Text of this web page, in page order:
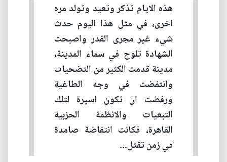
هذه الايام تذكر وتعيد وتولد مره
اخرى، في مثل هذا اليوم حدث
شيء غير مجرى القدر واصبحت
الشهادة تلوح في سماء المدينة،
مدينة قدمت الكثير من التضحيات
وانتفضت في وجه الطاغية
ورفضت ان تكون اسيرة لتلك
التبعيات والانظمة الحزبية
القاهرة، فكانت انتفاضة صامدة
في زمن تقتل...